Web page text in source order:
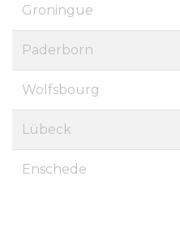
Groningue
Paderborn
Wolfsbourg
Lübeck
Enschede